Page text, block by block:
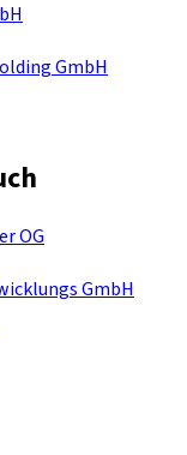
GmbH
OG
GmbH